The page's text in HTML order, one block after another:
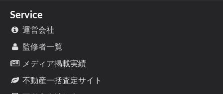
Service
運営会社
監修者一覧
メディア掲載実績
不動産一括査定サイト